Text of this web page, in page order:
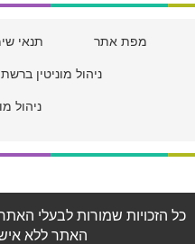
מפת אתר תנאי
ניהול מוניטין ברשת
ניהול
האתר ללא